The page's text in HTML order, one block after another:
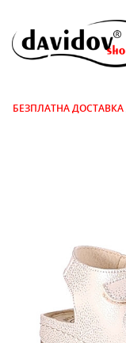
БЕЗПЛАТНА ДОСТАВКА